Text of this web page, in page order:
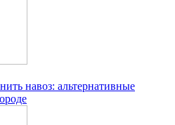
навоз: альтернативные